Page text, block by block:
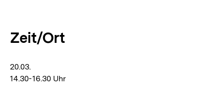
Zeit/Ort
20.03.
14.30-16.30 Uhr